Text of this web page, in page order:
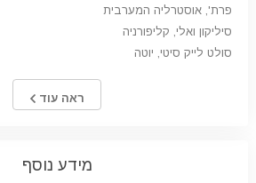
פרת', אוסטרליה המערבית
סיליקון ואלי, קליפורניה
סולט לייק סיטי, יוטה
ראה עוד
מידע נוסף